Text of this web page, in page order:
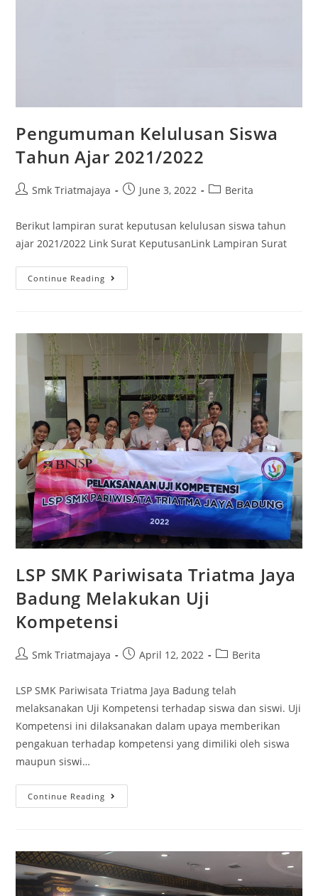
Pengumuman Kelulusan Siswa
Tahun Ajar 2021/2022
Smk Triatmajaya June 3, 2022 Berita
Berikut lampiran surat keputusan kelulusan siswa tahun
ajar 2021/2022 Link Surat KeputusanLink Lampiran Surat
Continue Reading
LSP SMK Pariwisata Triatma Jaya
Badung Melakukan Uji
Kompetensi
Smk Triatmajaya April 12, 2022 Berita
LSP SMK Pariwisata Triatma Jaya Badung telah
melaksanakan Uji Kompetensi terhadap siswa dan siswi. Uji
Kompetensi ini dilaksanakan dalam upaya memberikan
pengakuan terhadap kompetensi yang dimiliki oleh siswa
maupun siswi…
Continue Reading